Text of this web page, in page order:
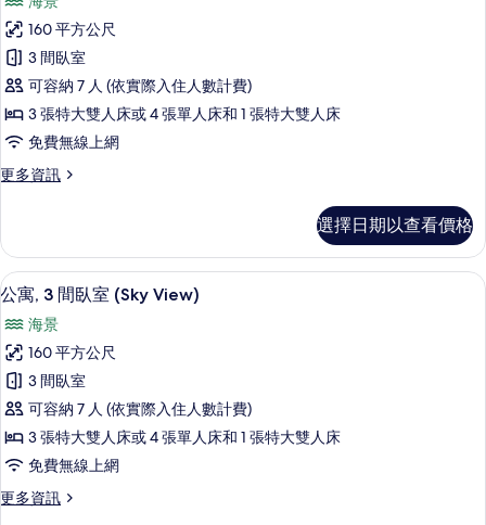
片
(Sky
View)
的
詳
情
公
寓,
3
間
臥
室,
海
的
所
有
相
片
160 平方公尺
3 間臥室
可容納 7 人 (依實際入住人數計費)
3 張特大雙人床或 4 張單人床和 1 張特大雙人床
免費無線上網
更多資訊
更
3
間
臥
海
景
的
詳
情
選擇日期以查看價格
顯
示
公
寓,
3
間
臥
室
(Sky
公寓, 3 間臥室 (Sky View) | 迷你吧、
12
公寓, 3 間臥室 (Sky View)
海景
160 平方公尺
3 間臥室
可容納 7 人 (依實際入住人數計費)
3 張特大雙人床或 4 張單人床和 1 張特大雙人床
免費無線上網
更多資訊
更